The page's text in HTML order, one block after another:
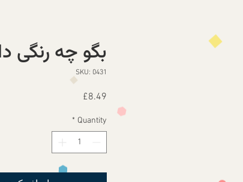
بگو چه رنگی
SKU: 0431
£8.49
Quantity
*